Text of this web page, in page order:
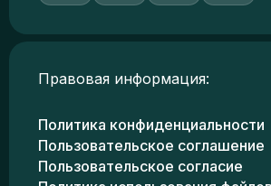
Правовая информация:
Политика конфиденциальности
Пользовательское соглашение
Пользовательское согласие